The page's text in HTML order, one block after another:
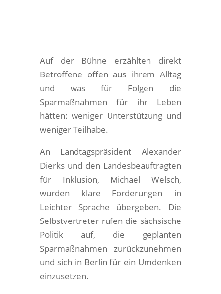
Auf der Bühne erzählten direkt
Betroffene offen aus ihrem Alltag
und was für Folgen die
Sparmaßnahmen für ihr Leben
hätten: weniger Unterstützung und
weniger Teilhabe.
An Landtagspräsident Alexander
Dierks und den Landesbeauftragten
für Inklusion, Michael Welsch,
wurden klare Forderungen in
Leichter Sprache übergeben. Die
Selbstvertreter rufen die sächsische
Politik auf, die geplanten
Sparmaßnahmen zurückzunehmen
und sich in Berlin für ein Umdenken
einzusetzen.